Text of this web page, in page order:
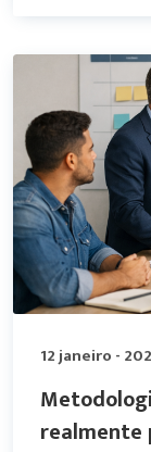
12 janeiro -
realmente